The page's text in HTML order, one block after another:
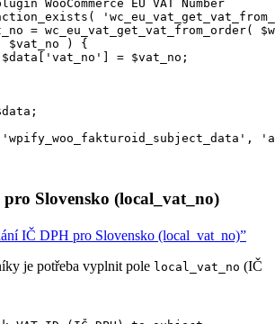
WooCommerce EU VAT Number
( '
= wc_eu_vat_get_vat_from_order( $
$vat_no ) {
$data [ ' vat_no ' ] = $vat_no ;
;
' wpify_woo_fakturoid_subject_data ' , '
Slovensko (local_vat_no)
IČ DPH pro Slovensko (local_vat_no)”
je potřeba vyplnit pole local_vat_no (IČ